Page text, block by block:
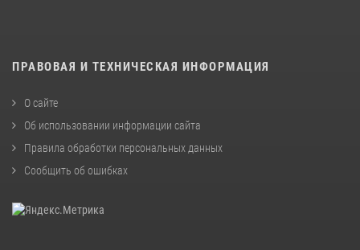
ПРАВОВАЯ И ТЕХНИЧЕСКАЯ ИНФОРМАЦИЯ
О сайте
Об использовании информации сайта
Правила обработки персональных данных
Сообщить об ошибках